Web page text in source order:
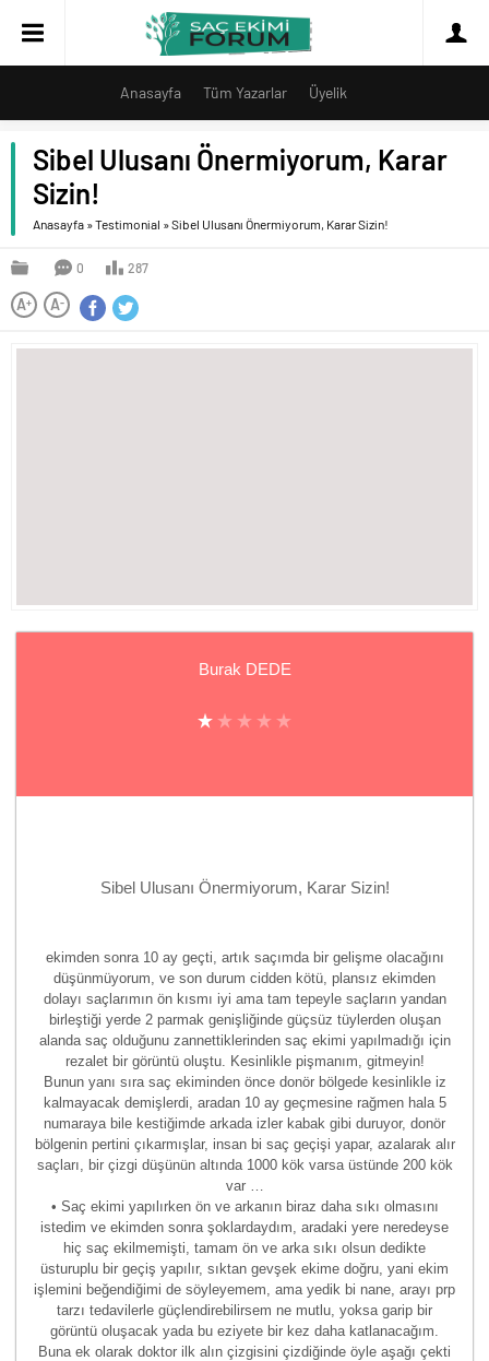
Anasayfa Tüm Yazarlar Üyelik
Sibel Ulusanı Önermiyorum, Karar
Sizin!
Anasayfa »Testimonial »Sibel Ulusanı Önermiyorum, Karar Sizin!
0 287
A+ A-
Burak DEDE
Sibel Ulusanı Önermiyorum, Karar Sizin!
ekimden sonra 10 ay geçti, artık saçımda bir gelişme olacağını
düşünmüyorum, ve son durum cidden kötü, plansız ekimden
dolayı saçlarımın ön kısmı iyi ama tam tepeyle saçların yandan
birleştiği yerde 2 parmak genişliğinde güçsüz tüylerden oluşan
alanda saç olduğunu zannettiklerinden saç ekimi yapılmadığı için
rezalet bir görüntü oluştu. Kesinlikle pişmanım, gitmeyin!
Bunun yanı sıra saç ekiminden önce donör bölgede kesinlikle iz
kalmayacak demişlerdi, aradan 10 ay geçmesine rağmen hala 5
numaraya bile kestiğimde arkada izler kabak gibi duruyor, donör
bölgenin pertini çıkarmışlar, insan bi saç geçişi yapar, azalarak alır
saçları, bir çizgi düşünün altında 1000 kök varsa üstünde 200 kök
var …
• Saç ekimi yapılırken ön ve arkanın biraz daha sıkı olmasını
istedim ve ekimden sonra şoklardaydım, aradaki yere neredeyse
hiç saç ekilmemişti, tamam ön ve arka sıkı olsun dedikte
üsturuplu bir geçiş yapılır, sıktan gevşek ekime doğru, yani ekim
işlemini beğendiğimi de söyleyemem, ama yedik bi nane, arayı prp
tarzı tedavilerle güçlendirebilirsem ne mutlu, yoksa garip bir
görüntü oluşacak yada bu eziyete bir kez daha katlanacağım.
Buna ek olarak doktor ilk alın çizgisini çizdiğinde öyle aşağı çekti